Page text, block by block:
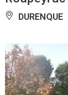
DURENQUE